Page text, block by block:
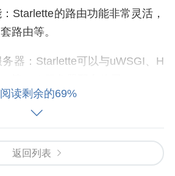
Starlette的路由功能非常灵活，
路由等。
器：Starlette可以与uWSGI、H
及其依赖库。可以使用pip
阅读剩余的69%
返回列表